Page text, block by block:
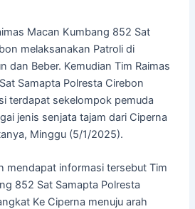
Macan Kumbang 852 Sat
melaksanakan Patroli di
dan Beber. Kemudian Tim Raimas
Samapta Polresta Cirebon
terdapat sekelompok pemuda
jenis senjata tajam dari Ciperna
Minggu (5/1/2025).
mendapat informasi tersebut Tim
852 Sat Samapta Polresta
Ke Ciperna menuju arah